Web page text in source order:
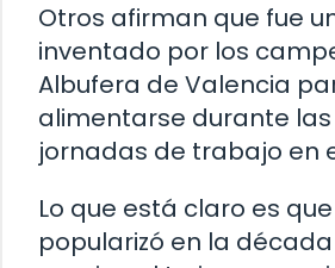
Otros afirman que fue
inventado por los
Albufera de Valencia
alimentarse durante
jornadas de trabajo en
Lo que está claro es
popularizó en la década